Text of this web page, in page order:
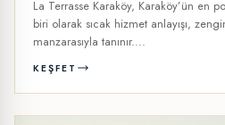
La Terrasse Karaköy, Karaköy’ün en
biri olarak sıcak hizmet anlayışı,
manzarasıyla tanınır....
KEŞFET